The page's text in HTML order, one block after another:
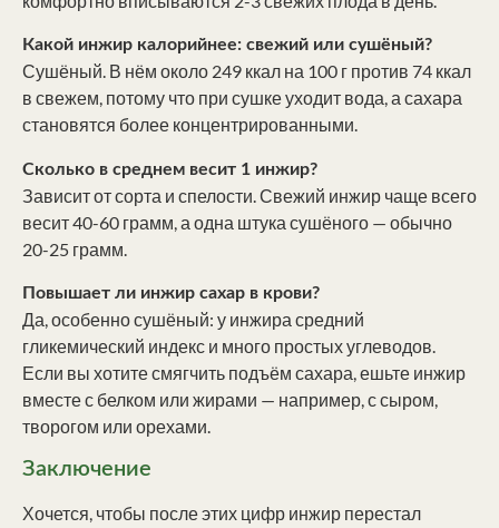
Какой инжир калорийнее: свежий или сушёный?
Сушёный. В нём около 249 ккал на 100 г против 74 ккал
в свежем, потому что при сушке уходит вода, а сахара
становятся более концентрированными.
Сколько в среднем весит 1 инжир?
Зависит от сорта и спелости. Свежий инжир чаще всего
весит 40-60 грамм, а одна штука сушёного — обычно
20-25 грамм.
Повышает ли инжир сахар в крови?
Да, особенно сушёный: у инжира средний
гликемический индекс и много простых углеводов.
Если вы хотите смягчить подъём сахара, ешьте инжир
вместе с белком или жирами — например, с сыром,
творогом или орехами.
Заключение
Хочется, чтобы после этих цифр инжир перестал